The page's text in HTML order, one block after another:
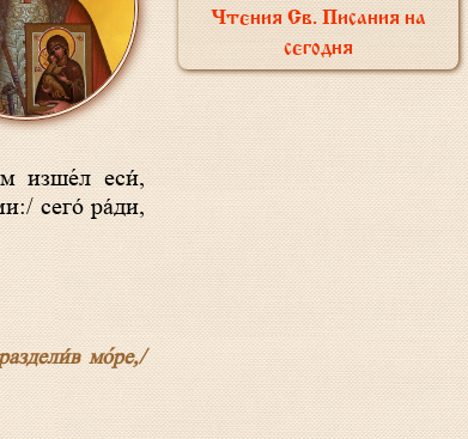
сего́ ра́ди,
мо́ре,/
Чтения Св. Писания на
сегодня